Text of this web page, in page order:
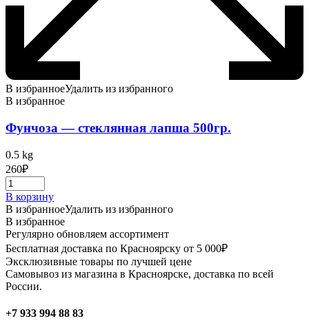
В избранноеУдалить из избранного
В избранное
Фунчоза — стеклянная лапша 500гр.
0.5 kg
260₽
В корзину
В избранноеУдалить из избранного
В избранное
Регулярно обновляем ассортимент
Бесплатная доставка по Красноярску от 5 000₽
Эксклюзивные товары по лучшей цене
Самовывоз из магазина в Красноярске, доставка по всей
России.
+7 933 994 88 83